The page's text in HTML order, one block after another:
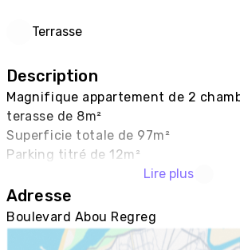
Terrasse
Description
Magnifique appartement de 2
terasse de 8m²
Superficie totale de 97m²
Parking titré de 12m²
Lire plus
Adresse
Boulevard Abou Regreg